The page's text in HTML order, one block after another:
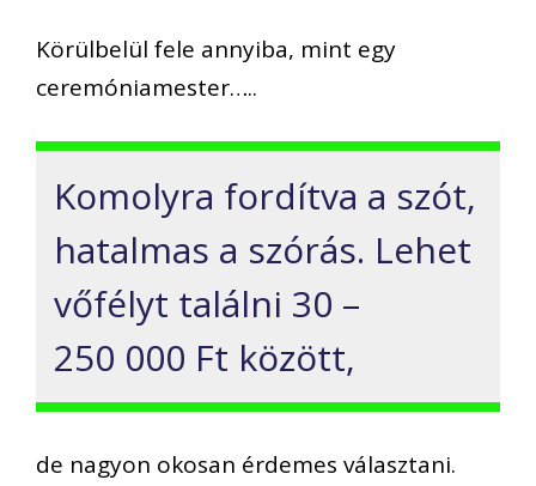
Körülbelül fele annyiba, mint egy
ceremóniamester…..
Komolyra fordítva a szót,
hatalmas a szórás. Lehet
vőfélyt találni 30 –
250 000 Ft között,
de nagyon okosan érdemes választani.